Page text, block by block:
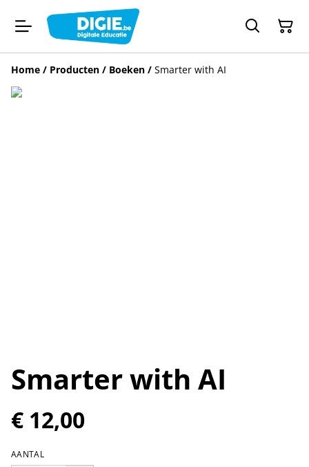
Home / Producten / Boeken / Smarter with AI
Smarter with AI
€ 12,00
AANTAL